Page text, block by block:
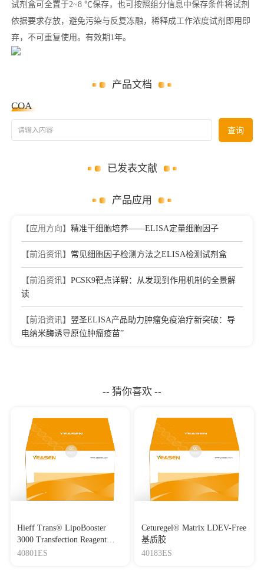
试剂盒可全置于2~8 ℃保存，也可按照组分信息中保存条件将试剂
依据要求存放，避免污染与反复冻融，稀释成工作浓度试剂即用即
弃，不可重复使用。有效期1年。
产品文档
COA
请输入内容 查询
已发表文献
产品应用
【应用方向】 精准干细胞培养——ELISA定量细胞因子
【前沿资讯】 常见细胞因子检测方法之ELISA检测试剂盒
【前沿资讯】 PCSK9靶点详解：从发现到作用机制的全景解
读
【前沿资讯】 翌圣ELISA产品助力肿瘤免疫治疗新突破：导
电纳米酶诱导原位肿瘤疫苗”
-- 猜你喜欢 --
Hieff Trans® LipoBooster
3000 Transfection Reagent
Lipo3000转染试剂
40801ES
Ceturegel® Matrix LDEV-Free
基质胶
40183ES